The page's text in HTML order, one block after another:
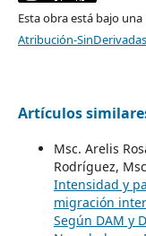
Esta obra está bajo
Atribución-
Artículos
Msc. Arelis
Rodríguez,
Intensidad y
migración
Según DAM y